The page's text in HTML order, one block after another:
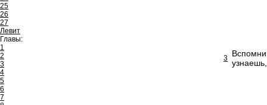
25
26
27
Левит
Главы:
1
2
3
4
5
6
7
3